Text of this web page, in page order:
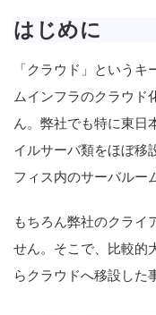
はじめに
「クラウド」という
ムインフラのクラウド
ん。弊社でも特に東日
イルサーバ類をほぼ移
フィス内のサーバルー
もちろん弊社のクライ
せん。そこで、比較的
らクラウドへ移設した